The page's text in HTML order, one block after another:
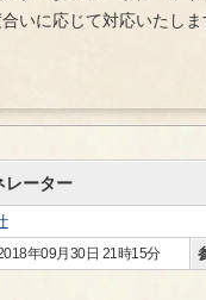
いに応じて対応いたし
レーター
年09月30日 21時15分